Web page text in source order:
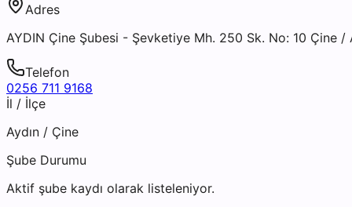
Adres
AYDIN Çine Şubesi - Şevketiye Mh. 250 Sk. No: 10 Çine /
Telefon
0256 711 9168
İl / İlçe
Aydın / Çine
Şube Durumu
Aktif şube kaydı olarak listeleniyor.